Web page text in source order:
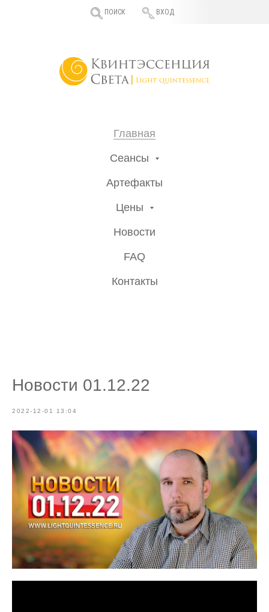
ПОИСК ВХОД
Главная
Сеансы
Артефакты
Цены
Новости
FAQ
Контакты
Новости 01.12.22
2022-12-01 13:04